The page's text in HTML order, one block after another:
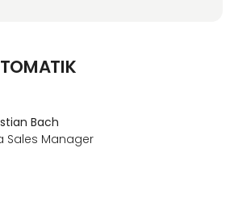
Bach
Sales Manager